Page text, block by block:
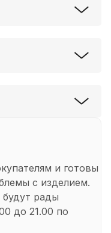
и готовы
с изделием.
рады
до 21.00 по